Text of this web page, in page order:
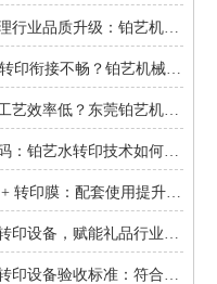
表面处理行业品质升级：铂艺机械水转印设备重塑装饰工艺新标准
喷涂 + 转印衔接不畅？铂艺机械：自动喷涂生产线 + 水转印设备，实现全流程自动化
水转印工艺效率低？东莞铂艺机械：整套水转印设备，适配多场景生产需求
深度解码：铂艺水转印技术如何重新定义曲面包装价值链
转印槽 + 转印膜：配套使用提升实验成功率-铂艺机械设备有限公司
单轴水转印设备，赋能礼品行业小批量定制：高效、省心、低成本-铂艺机械设备有限公司
整套水转印设备验收标准：符合行业质量规范是核心-铂艺机械设备有限公司